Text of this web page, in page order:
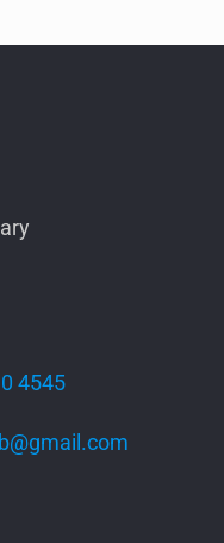
4545